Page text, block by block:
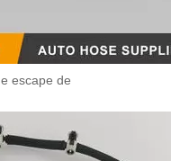
escape de